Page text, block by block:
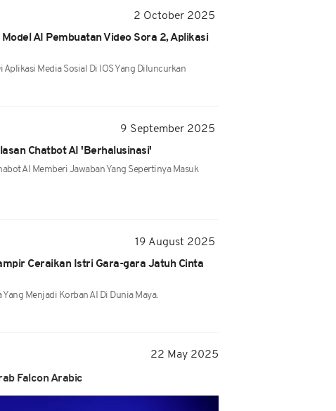
2 October 2025
AI Pembuatan Video Sora 2, Aplikasi
Aplikasi Media Sosial Di IOS Yang Diluncurkan
9 September 2025
Chatbot AI 'Berhalusinasi'
AI Memberi Jawaban Yang Sepertinya Masuk
19 August 2025
Ceraikan Istri Gara-gara Jatuh Cinta
Menjadi Korban AI Di Dunia Maya.
22 May 2025
Falcon Arabic